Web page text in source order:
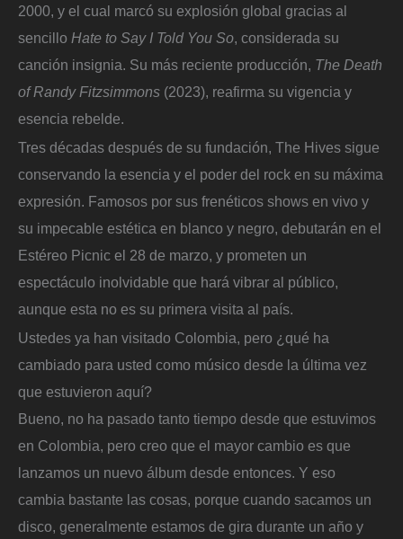
2000, y el cual marcó su explosión global gracias al
sencillo Hate to Say I Told You So, considerada su
canción insignia. Su más reciente producción, The Death
of Randy Fitzsimmons (2023), reafirma su vigencia y
esencia rebelde.
Tres décadas después de su fundación, The Hives sigue
conservando la esencia y el poder del rock en su máxima
expresión. Famosos por sus frenéticos shows en vivo y
su impecable estética en blanco y negro, debutarán en el
Estéreo Picnic el 28 de marzo, y prometen un
espectáculo inolvidable que hará vibrar al público,
aunque esta no es su primera visita al país.
Ustedes ya han visitado Colombia, pero ¿qué ha
cambiado para usted como músico desde la última vez
que estuvieron aquí?
Bueno, no ha pasado tanto tiempo desde que estuvimos
en Colombia, pero creo que el mayor cambio es que
lanzamos un nuevo álbum desde entonces. Y eso
cambia bastante las cosas, porque cuando sacamos un
disco, generalmente estamos de gira durante un año y